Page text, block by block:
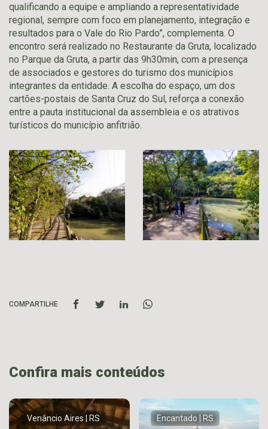
qualificando a equipe e ampliando a representatividade
regional, sempre com foco em planejamento, integração e
resultados para o Vale do Rio Pardo”, complementa. O
encontro será realizado no Restaurante da Gruta, localizado
no Parque da Gruta, a partir das 9h30min, com a presença
de associados e gestores do turismo dos municípios
integrantes da entidade. A escolha do espaço, um dos
cartões-postais de Santa Cruz do Sul, reforça a conexão
entre a pauta institucional da assembleia e os atrativos
turísticos do município anfitrião.
COMPARTILHE
Confira mais conteúdos
Venâncio Aires | RS Encantado | RS